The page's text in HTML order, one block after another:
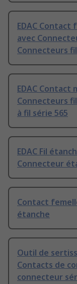
EDAC
avec
Connecteurs
EDAC Contact
Connecteurs
à fil série 565
EDAC Fil
Connecteur
Contact
étanche
Outil de
Contacts de
connecteur